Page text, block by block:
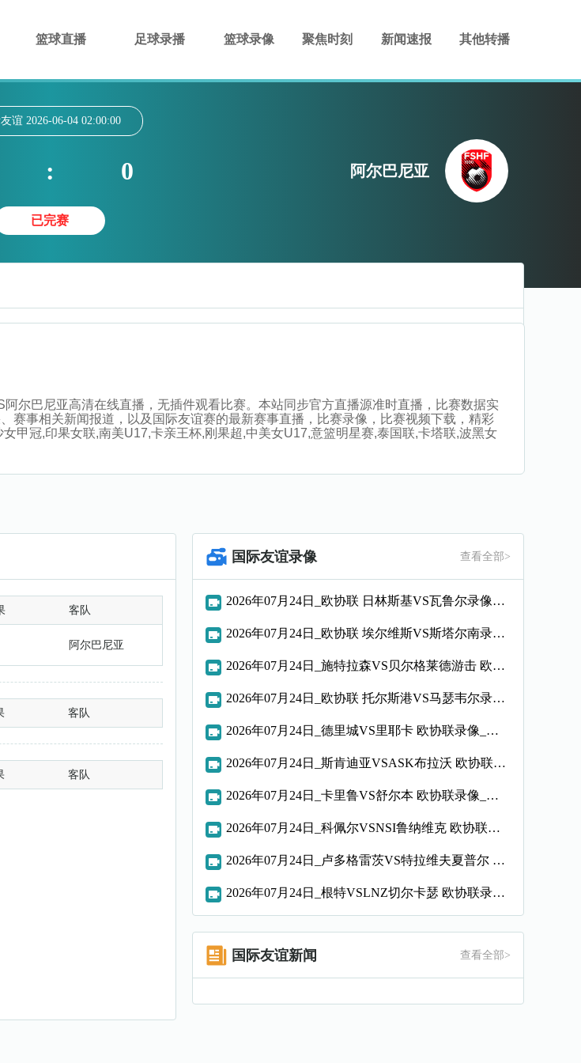
篮球直播 足球录播 篮球录像 聚焦时刻 新闻速报 其他转播
谊 2026-06-04 02:00:00
: 0
已完赛
阿尔巴尼亚
尔巴尼亚高清在线直播，无插件观看比赛。本站同步官方直播源准时直播，比赛数据实
赛事相关新闻报道，以及国际友谊赛的最新赛事直播，比赛录像，比赛视频下载，精彩
甲冠,印果女联,南美U17,卡亲王杯,刚果超,中美女U17,意篮明星赛,泰国联,卡塔联,波黑女
客队
阿尔巴尼亚
客队
客队
国际友谊录像 查看全部>
2026年07月24日_欧协联 日林斯基VS瓦鲁尔录像_全场录像【高清回放】
2026年07月24日_欧协联 埃尔维斯VS斯塔尔南录像_高清录像【全场回放】
2026年07月24日_施特拉森VS贝尔格莱德游击 欧协联录像_全场录像【全场回放】
2026年07月24日_欧协联 托尔斯港VS马瑟韦尔录像_全场录像【高清回放】
2026年07月24日_德里城VS里耶卡 欧协联录像_全场录像【高清回放】
2026年07月24日_斯肯迪亚VSASK布拉沃 欧协联录像_高清录像【全场回放】
2026年07月24日_卡里鲁VS舒尔本 欧协联录像_高清录像【全场回放】
2026年07月24日_科佩尔VSNSI鲁纳维克 欧协联录像_全场录像【高清回放】
2026年07月24日_卢多格雷茨VS特拉维夫夏普尔 欧协联录像_高清录像【全场回放】
2026年07月24日_根特VSLNZ切尔卡瑟 欧协联录像_全场录像【高清回放】
国际友谊新闻 查看全部>